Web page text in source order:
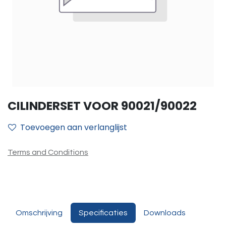
CILINDERSET VOOR 90021/90022
Toevoegen aan verlanglijst
Terms and Conditions
Omschrijving Specificaties Downloads